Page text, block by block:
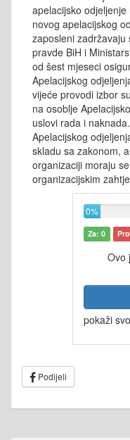
apelacijsko
novog apelacijskog
zaposleni
pravde BiH i
od šest mjeseci
Apelacijskog
vijeće provodi izbor
na osoblje
uslovi rada i
Apelacijskog
skladu sa zakonom,
organizaciji moraju
organizacijskim
0%
Za: 0
Ovo
pokaži
Podijeli